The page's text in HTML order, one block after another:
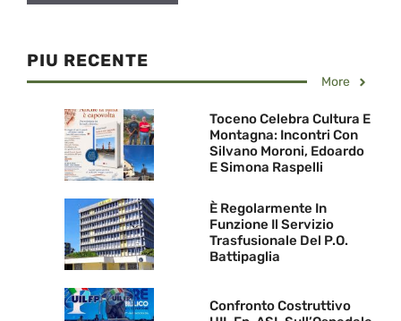
PIU RECENTE
More
Toceno Celebra Cultura E
Montagna: Incontri Con
Silvano Moroni, Edoardo
E Simona Raspelli
È Regolarmente In
Funzione Il Servizio
Trasfusionale Del P.O.
Battipaglia
Confronto Costruttivo